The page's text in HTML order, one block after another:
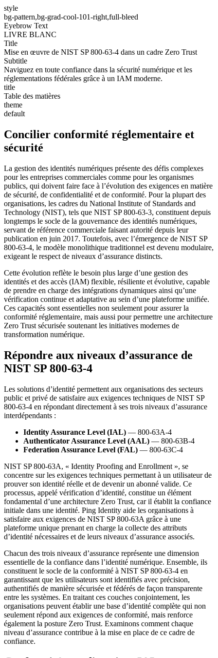
style
bg-pattern,bg-grad-cool-101-right,full-bleed
Eyebrow Text
LIVRE BLANC
Title
Mise en œuvre de NIST SP 800-63-4 dans un cadre Zero Trust
Subtitle
Naviguez en toute confiance dans la sécurité numérique et les
réglementations fédérales grâce à un IAM moderne.
title
Table des matières
theme
default
Concilier conformité réglementaire et
sécurité
La gestion des identités numériques présente des défis complexes
pour les entreprises commerciales comme pour les organismes
publics, qui doivent faire face à l’évolution des exigences en matière
de sécurité, de confidentialité et de conformité. Pour la plupart des
organisations, les cadres du National Institute of Standards and
Technology (NIST), tels que NIST SP 800-63-3, constituent depuis
longtemps le socle de la gouvernance des identités numériques,
servant de référence commerciale faisant autorité depuis leur
publication en juin 2017. Toutefois, avec l’émergence de NIST SP
800-63-4, le modèle monolithique traditionnel est devenu modulaire,
exigeant le respect de niveaux d’assurance distincts.
Cette évolution reflète le besoin plus large d’une gestion des
identités et des accès (IAM) flexible, résiliente et évolutive, capable
de prendre en charge des intégrations dynamiques ainsi qu’une
vérification continue et adaptative au sein d’une plateforme unifiée.
Ces capacités sont essentielles non seulement pour assurer la
conformité réglementaire, mais aussi pour permettre une architecture
Zero Trust sécurisée soutenant les initiatives modernes de
transformation numérique.
Répondre aux niveaux d’assurance de
NIST SP 800-63-4
Les solutions d’identité permettent aux organisations des secteurs
public et privé de satisfaire aux exigences techniques de NIST SP
800-63-4 en répondant directement à ses trois niveaux d’assurance
interdépendants :
Identity Assurance Level (IAL) — 800-63A-4
Authenticator Assurance Level (AAL) — 800-63B-4
Federation Assurance Level (FAL) — 800-63C-4
NIST SP 800-63A, « Identity Proofing and Enrollment », se
concentre sur les exigences techniques permettant à un utilisateur de
prouver son identité réelle et de devenir un abonné valide. Ce
processus, appelé vérification d’identité, constitue un élément
fondamental d’une architecture Zero Trust, car il établit la confiance
initiale dans une identité. Ping Identity aide les organisations à
satisfaire aux exigences de NIST SP 800-63A grâce à une
plateforme unique prenant en charge la collecte des attributs
d’identité nécessaires et de leurs niveaux d’assurance associés.
Chacun des trois niveaux d’assurance représente une dimension
essentielle de la confiance dans l’identité numérique. Ensemble, ils
constituent le socle de la conformité à NIST SP 800-63-4 en
garantissant que les utilisateurs sont identifiés avec précision,
authentifiés de manière sécurisée et fédérés de façon transparente
entre les systèmes. En traitant ces couches conjointement, les
organisations peuvent établir une base d’identité complète qui non
seulement répond aux exigences de conformité, mais renforce
également la posture Zero Trust. Examinons comment chaque
niveau d’assurance contribue à la mise en place de ce cadre de
confiance.